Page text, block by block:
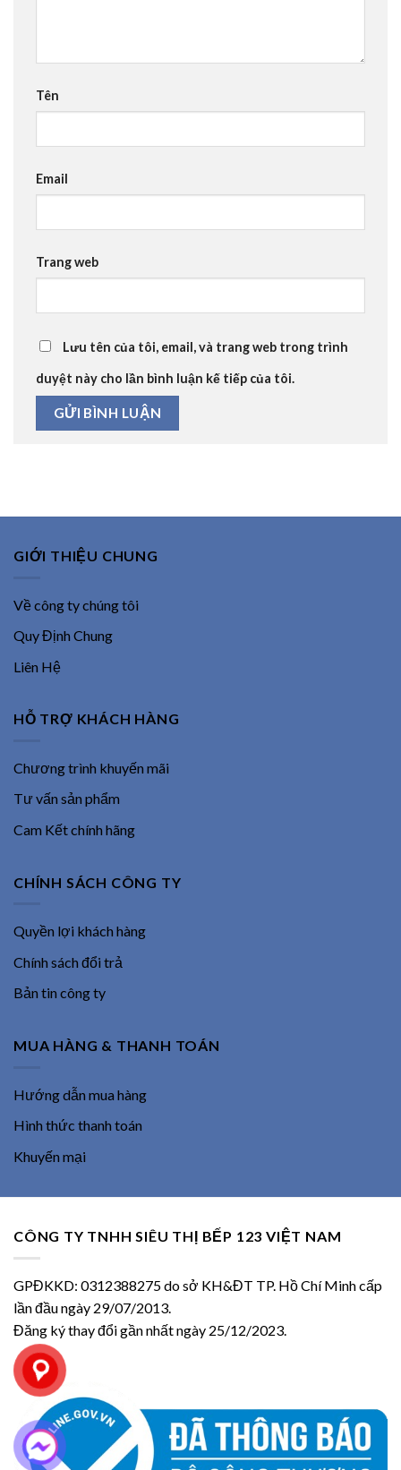
Tên
Email
Trang web
Lưu tên của tôi, email, và trang web trong trình
duyệt này cho lần bình luận kế tiếp của tôi.
GIỚI THIỆU CHUNG
Về công ty chúng tôi
Quy Định Chung
Liên Hệ
HỖ TRỢ KHÁCH HÀNG
Chương trình khuyến mãi
Tư vấn sản phẩm
Cam Kết chính hãng
CHÍNH SÁCH CÔNG TY
Quyền lợi khách hàng
Chính sách đổi trả
Bản tin công ty
MUA HÀNG & THANH TOÁN
Hướng dẫn mua hàng
Hình thức thanh toán
Khuyến mại
CÔNG TY TNHH SIÊU THỊ BẾP 123 VIỆT NAM
GPĐKKD: 0312388275 do sở KH&ĐT TP. Hồ Chí Minh cấp
lần đầu ngày 29/07/2013.
Đăng ký thay đổi gần nhất ngày 25/12/2023.